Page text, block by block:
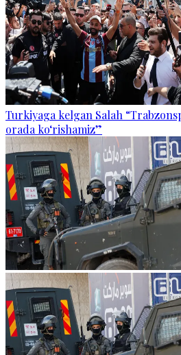
Turkiyaga kelgan Salah
orada ko‘rishamiz”